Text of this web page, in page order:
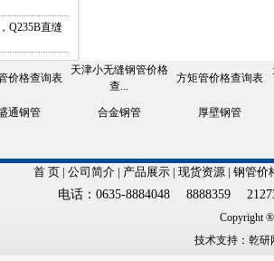
Q235B直缝
价格查询表
天津小无缝钢管价格
查...
方矩管价格查询表
通钢管 合金钢管 厚壁钢管
首 页 |公司简介 | 产品展示 | 现货资源 |钢管价
电话：0635-8884048 8888359
Copyright
技术支持： 乾研